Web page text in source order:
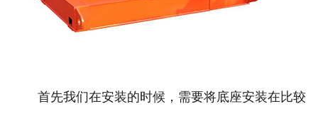
首先我们在安装的时候，需要将底座安装在比较